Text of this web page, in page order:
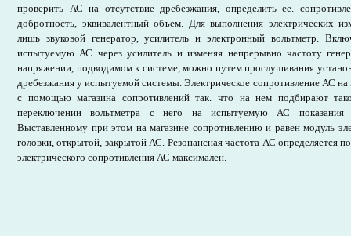
проверить АС на отсутствие дребезжания, определить ее.
добротность, эквивалентный объем. Для выполнения электрических
лишь звуковой генератор, усилитель и электронный вольтметр.
испытуемую АС через усилитель и изменяя непрерывно частоту
напряжении, подводимом к системе, можно путем прослушивания
дребезжания у испытуемой системы. Электрическое сопротивление АС на
с помощью магазина сопротивлений так. что на нем подбирают
переключении вольтметра с него на испытуемую АС показания
Выставленному при этом на магазине сопротивлению и равен модуль
головки, открытой, закрытой АС. Резонансная частота АС определяется
электрического сопротивления АС максимален.